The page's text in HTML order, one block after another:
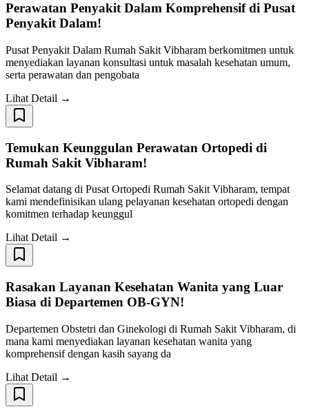
Perawatan Penyakit Dalam Komprehensif di Pusat
Penyakit Dalam!
Pusat Penyakit Dalam Rumah Sakit Vibharam berkomitmen untuk
menyediakan layanan konsultasi untuk masalah kesehatan umum,
serta perawatan dan pengobata
Lihat Detail →
Temukan Keunggulan Perawatan Ortopedi di
Rumah Sakit Vibharam!
Selamat datang di Pusat Ortopedi Rumah Sakit Vibharam, tempat
kami mendefinisikan ulang pelayanan kesehatan ortopedi dengan
komitmen terhadap keunggul
Lihat Detail →
Rasakan Layanan Kesehatan Wanita yang Luar
Biasa di Departemen OB-GYN!
Departemen Obstetri dan Ginekologi di Rumah Sakit Vibharam, di
mana kami menyediakan layanan kesehatan wanita yang
komprehensif dengan kasih sayang da
Lihat Detail →